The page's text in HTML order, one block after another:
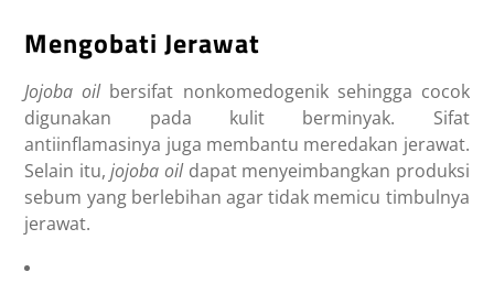
Mengobati Jerawat
Jojoba oilbersifat nonkomedogenik sehingga cocok
digunakan pada kulit berminyak. Sifat
antiinflamasinya juga membantu meredakan jerawat.
Selain itu,jojoba oil dapat menyeimbangkan produksi
sebum yang berlebihan agar tidak memicu timbulnya
jerawat.